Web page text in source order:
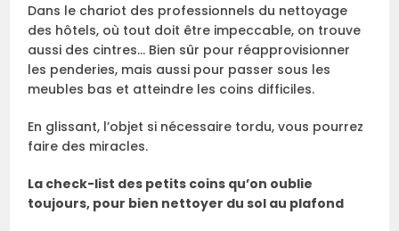
Dans le chariot des professionnels du nettoyage
des hôtels, où tout doit être impeccable, on trouve
aussi des cintres… Bien sûr pour réapprovisionner
les penderies, mais aussi pour passer sous les
meubles bas et atteindre les coins difficiles.
En glissant, l’objet si nécessaire tordu, vous pourrez
faire des miracles.
La check-list des petits coins qu’on oublie
toujours, pour bien nettoyer du sol au plafond